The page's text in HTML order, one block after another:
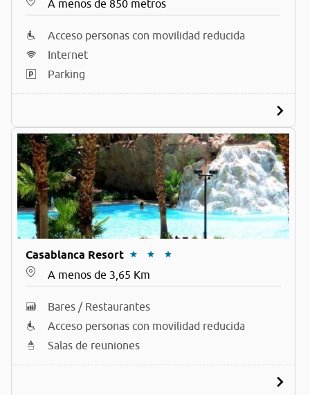
A menos de 850 metros
Acceso personas con movilidad reducida
Internet
Parking
Casablanca Resort
A menos de 3,65 Km
Bares / Restaurantes
Acceso personas con movilidad reducida
Salas de reuniones